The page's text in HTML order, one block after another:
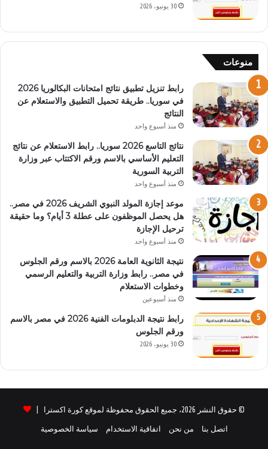
30 يونيو، 2026
منوعات
رابط تنزيل تطبيق نتائج امتحانات البكالوريا 2026
في سوريا.. طريقة تحميل التطبيق والاستعلام عن
النتائج
منذ أسبوع واحد
نتائج التاسع 2026 سوريا.. رابط الاستعلام عن نتائج
التعليم الأساسي بالاسم ورقم الاكتتاب عبر وزارة
التربية السورية
منذ أسبوع واحد
موعد إجازة المولد النبوي الشريف 2026 في مصر..
هل يحصل الموظفون على عطلة 3 أيام؟ وما حقيقة
ترحيل الإجازة
منذ أسبوع واحد
نتيجة الثانوية العامة 2026 بالاسم ورقم الجلوس
في مصر.. رابط وزارة التربية والتعليم الرسمي
وخطوات الاستعلام
منذ أسبوعين
رابط نتيجة الدبلومات الفنية 2026 في مصر بالاسم
ورقم الجلوس
30 يونيو، 2026
© حقوق النشر 2026، جميع الحقوق محفوظة لموقع كورة اكسترا |
اتصل بنا من نحن اتفاقية الاستخدام سياسة الخصوصية